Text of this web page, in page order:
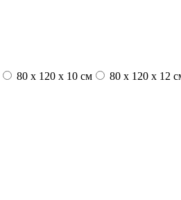
80 x 120 x 10 см 80 x 120 x 12